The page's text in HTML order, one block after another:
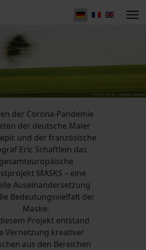
der Corona-Pandemie
der deutsche Maler
und der französische
Eric Schaftlein das
gesamteuropäische
MASKS – eine
Auseinandersetzung
Bedeutungsvielfalt der
Maske.
Projekt entstand
Vernetzung kreativer
aus den Bereichen